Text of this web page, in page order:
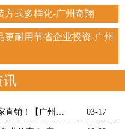
方式多样化-广州奇翔
更耐用节省企业投资-广州
讯
直销！【广州奇
03-17